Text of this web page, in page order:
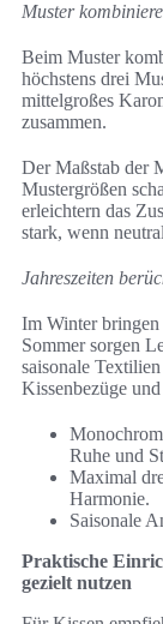
Muster
Beim Muster
höchstens drei
mittelgroßes
zusammen.
Der Maßstab der
Mustergrößen
erleichtern das
stark, wenn
Jahreszeiten
Im Winter
Sommer sorgen
saisonale
Kissenbezüge
Ruhe und
Maximal
Harmonie.
Saisonale
Praktische
gezielt nutzen